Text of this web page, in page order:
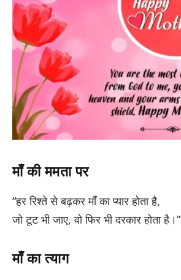
माँ की ममता पर
“हर रिश्ते से बढ़कर माँ का प्यार होता है,
जो टूट भी जाए, वो फिर भी दरकार होता है।”
माँ का त्याग